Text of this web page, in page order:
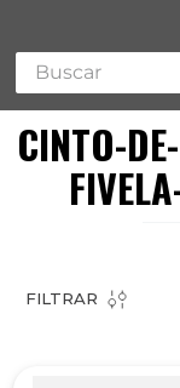
Buscar
CINTO-
FILTRAR